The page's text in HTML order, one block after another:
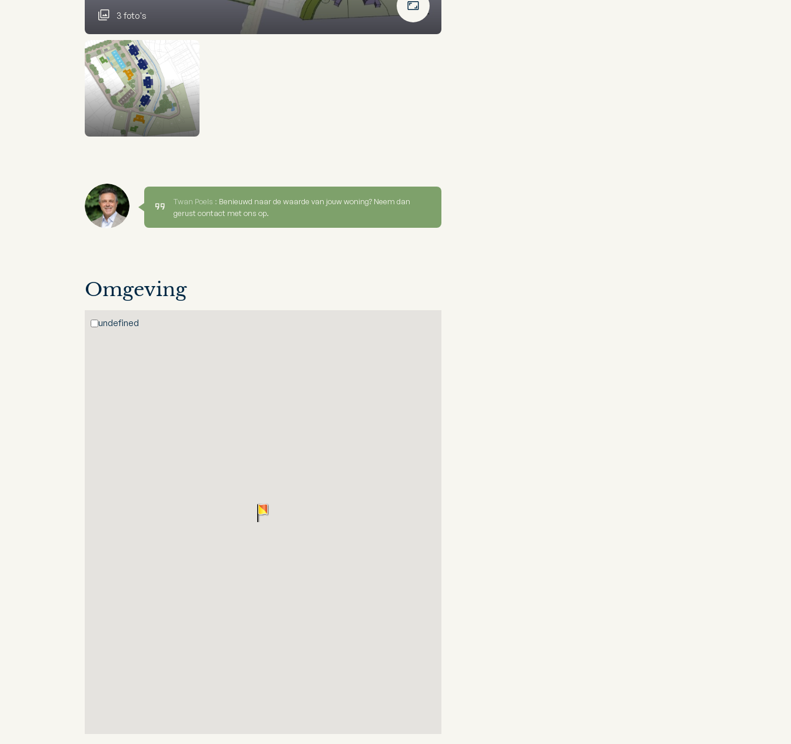
3 foto's
Twan Poels : Benieuwd naar de waarde van jouw woning? Neem dan
gerust contact met ons op.
Omgeving
undefined